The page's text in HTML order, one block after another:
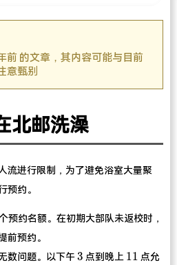
前 的文章，其内容可能与目前
意甄别
北邮洗澡
流进行限制，为了避免浴室大量聚
预约。
预约名额。在初期大部队未返校时，
前预约。
数问题。以下午 3
3 点到晚上 11
11 点允